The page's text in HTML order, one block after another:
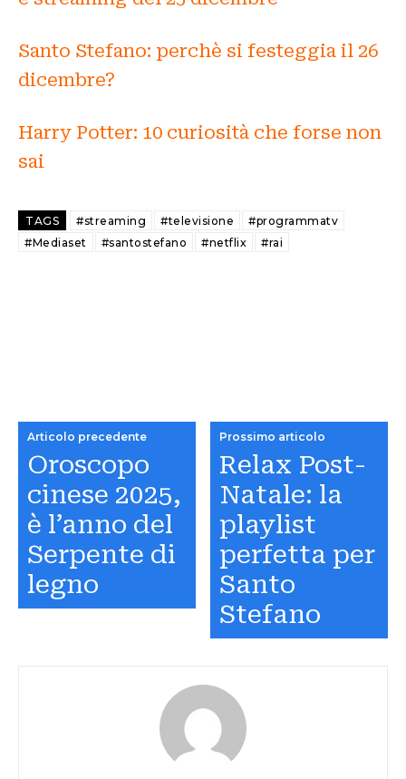
Santo Stefano: perchè si festeggia il 26
dicembre?
Harry Potter: 10 curiosità che forse non
sai
TAGS #streaming #televisione
#programmatv
#Mediaset
#santostefano #netflix #rai
Articolo precedente
Oroscopo
cinese 2025,
è l’anno del
Serpente di
legno
Prossimo articolo
Relax Post-
Natale: la
playlist
perfetta per
Santo
Stefano